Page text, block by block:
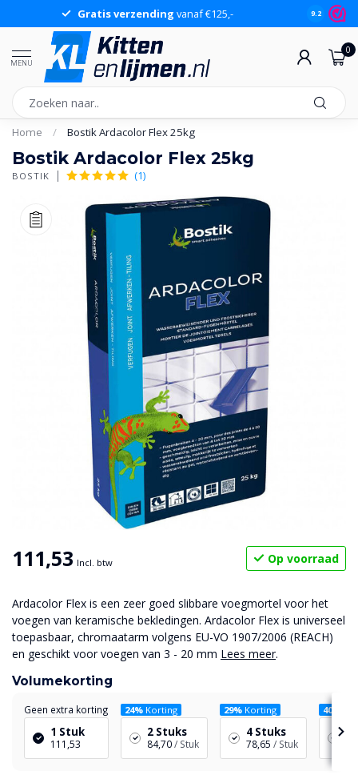
Gratis verzending vanaf €125,- 9.2
MENU
0
Home / Bostik Ardacolor Flex 25kg
Bostik Ardacolor Flex 25kg
BOSTIK (1)
111,53 Incl. btw Op voorraad
Ardacolor Flex is een zeer goed slibbare voegmortel voor het
voegen van keramische bekledingen. Ardacolor Flex is universeel
toepasbaar, chromaatarm volgens EU-VO 1907/2006 (REACH)
en geschikt voor voegen van 3 - 20 mm Lees meer.
Volumekorting
Geen extra korting
1 Stuk
111,53
24% Korting
2 Stuks
84,70/ Stuk
29% Korting
4 Stuks
78,65 / Stuk
40%